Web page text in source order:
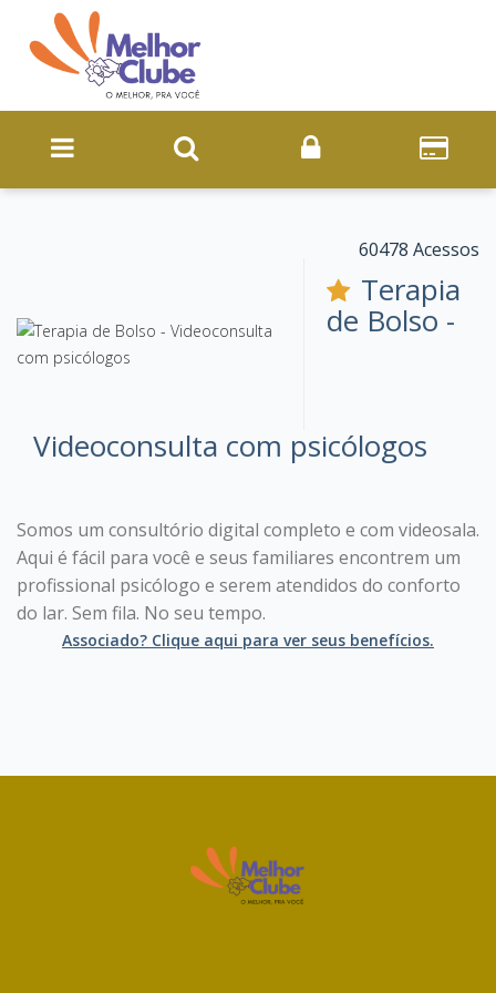
60478 Acessos
Terapia
de Bolso -
Videoconsulta com psicólogos
Somos um consultório digital completo e com videosala.
Aqui é fácil para você e seus familiares encontrem um
profissional psicólogo e serem atendidos do conforto
do lar. Sem fila. No seu tempo.
Associado? Clique aqui para ver seus benefícios.